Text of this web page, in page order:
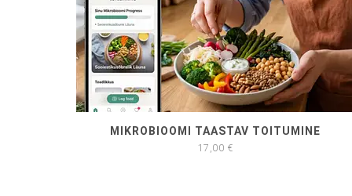
MIKROBIOOMI TAASTAV TOITUMINE
17,00 €